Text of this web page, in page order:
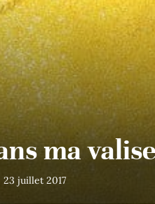
ma
23 juillet 2017